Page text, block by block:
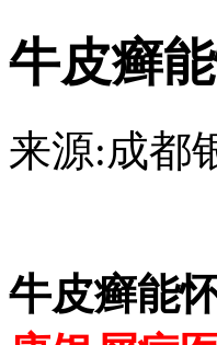
牛皮癣
来源:成都
牛皮癣能